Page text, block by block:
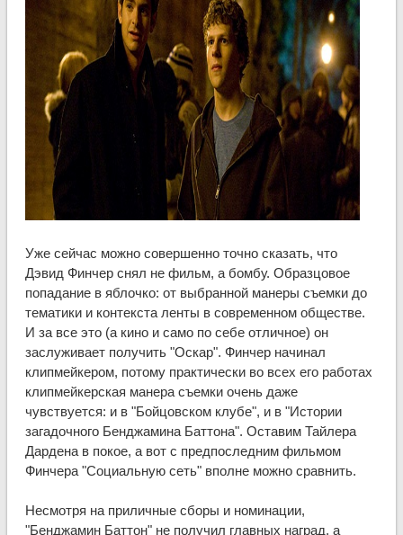
Уже сейчас можно совершенно точно сказать, что
Дэвид Финчер снял не фильм, а бомбу. Образцовое
попадание в яблочко: от выбранной манеры съемки до
тематики и контекста ленты в современном обществе.
И за все это (а кино и само по себе отличное) он
заслуживает получить "Оскар". Финчер начинал
клипмейкером, потому практически во всех его работах
клипмейкерская манера съемки очень даже
чувствуется: и в "Бойцовском клубе", и в "Истории
загадочного Бенджамина Баттона". Оставим Тайлера
Дардена в покое, а вот с предпоследним фильмом
Финчера "Социальную сеть" вполне можно сравнить.
Несмотря на приличные сборы и номинации,
"Бенджамин Баттон" не получил главных наград, а